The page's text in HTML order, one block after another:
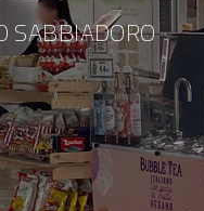
SABBIADORO